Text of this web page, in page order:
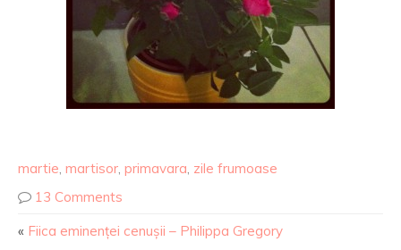
martie, martisor, primavara, zile frumoase
13 Comments
« Fiica eminenței cenușii – Philippa Gregory